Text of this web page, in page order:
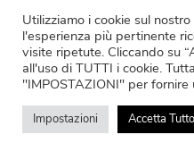
Utilizziamo i cookie sul
l'esperienza più pertinente
visite ripetute. Cliccando su
all'uso di TUTTI i cookie.
"IMPOSTAZIONI" per fornire
Impostazioni Accetta Tutto